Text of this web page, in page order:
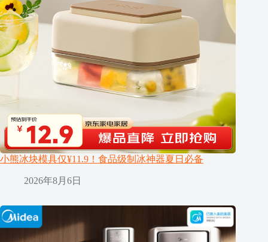
小熊冰块模具仅¥11.9！食品级制冰神器夏日必备
2026年8月6日